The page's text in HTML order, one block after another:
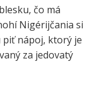
čo má
Nigérijčania si
piť nápoj, ktorý je
za jedovatý